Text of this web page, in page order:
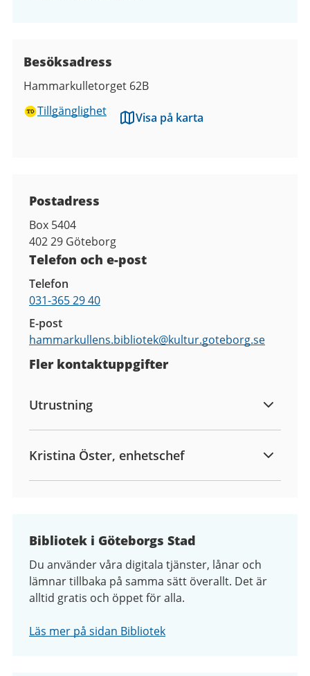
Besöksadress
Hammarkulletorget 62B
Tillgänglighet
Visa på karta
Postadress
Box 5404
402 29 Göteborg
Telefon och e-post
Telefon
031-365 29 40
E-post
hammarkullens.bibliotek@kultur.goteborg.se
Fler kontaktuppgifter
Utrustning
Kristina Öster, enhetschef
Bibliotek i Göteborgs Stad
Du använder våra digitala tjänster, lånar och
lämnar tillbaka på samma sätt överallt. Det är
alltid gratis och öppet för alla.
Läs mer på sidan Bibliotek